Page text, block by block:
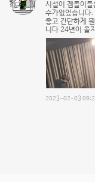
시설이 겜돌이
수가없었습니다
좋고 간단하게
니다 24년이 올
2023-02-03